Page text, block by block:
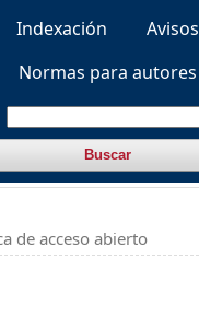
Indexación
Avisos
Normas para autores
Buscar
de acceso abierto